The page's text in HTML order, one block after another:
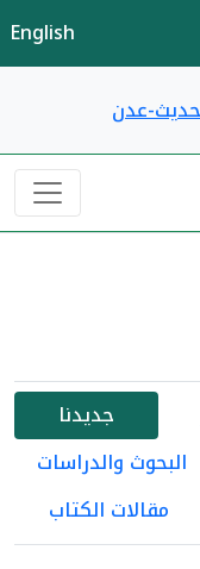
English
جديدنا
البحوث والدراسات
مقالات الكتاب